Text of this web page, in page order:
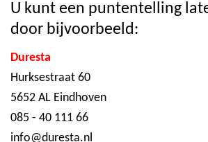
U kunt een puntentelling
door bijvoorbeeld:
Duresta
Hurksestraat 60
5652 AL Eindhoven
085 - 40 111 66
info@duresta.nl